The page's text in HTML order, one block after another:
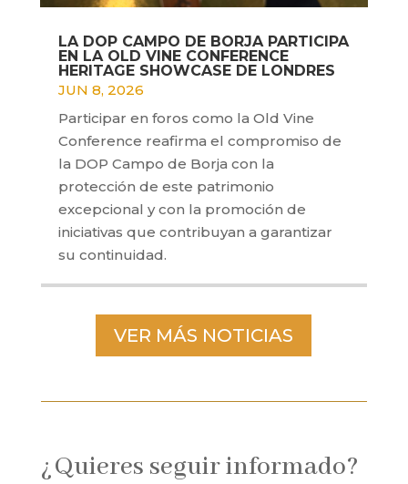
LA DOP CAMPO DE BORJA PARTICIPA
EN LA OLD VINE CONFERENCE
HERITAGE SHOWCASE DE LONDRES
JUN 8, 2026
Participar en foros como la Old Vine
Conference reafirma el compromiso de
la DOP Campo de Borja con la
protección de este patrimonio
excepcional y con la promoción de
iniciativas que contribuyan a garantizar
su continuidad.
VER MÁS NOTICIAS
¿Quieres seguir informado?